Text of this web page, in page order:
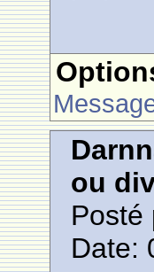
ou
Posté
Date: